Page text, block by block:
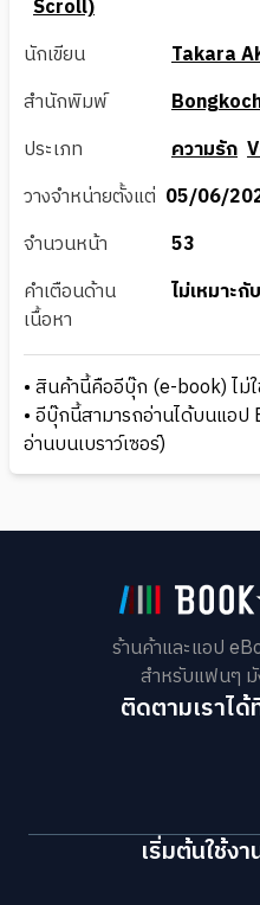
Scroll)
นักเขียน
Takara
สำนักพิมพ์
ประเภท
ความรัก
วางจำหน่ายตั้งแต่ 05/06/
จำนวนหน้า
53
คำเตือนด้าน
เนื้อหา
ไม่เหมาะ
• สินค้านี้คืออีบุ๊ก (e-book) ไม่
• อีบุ๊กนี้สามารถอ่านได้บนแอป
อ่านบนเบราว์เซอร์)
ร้านค้าและแอป
สำหรับแฟนๆ มั
ติดตามเราได้
เริ่มต้นใช้งา